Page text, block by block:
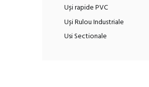
Uși rapide PVC
Uși Rulou Industriale
Usi Sectionale